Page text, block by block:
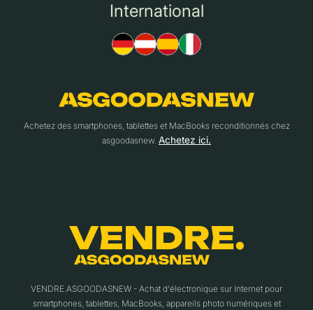
International
Achetez des smartphones, tablettes et MacBooks reconditionnés chez
asgoodasnew. Achetez ici.
VENDRE.ASGOODASNEW - Achat d'électronique sur Internet pour
smartphones, tablettes, MacBooks, appareils photo numériques et